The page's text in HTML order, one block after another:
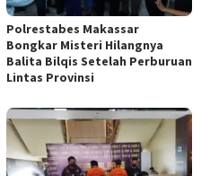
Polrestabes Makassar
Bongkar Misteri Hilangnya
Balita Bilqis Setelah Perburuan
Lintas Provinsi